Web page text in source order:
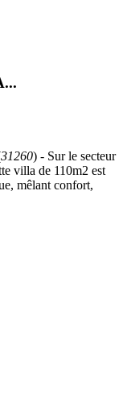
31260) - Sur le secteur
villa de 110m2 est
mêlant confort,